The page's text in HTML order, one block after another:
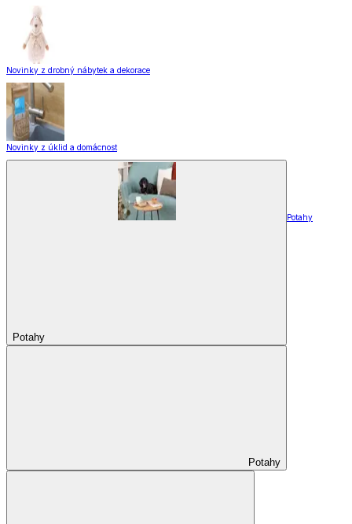
Novinky z drobný nábytek a dekorace
Novinky z úklid a domácnost
Potahy
Potahy
Potahy